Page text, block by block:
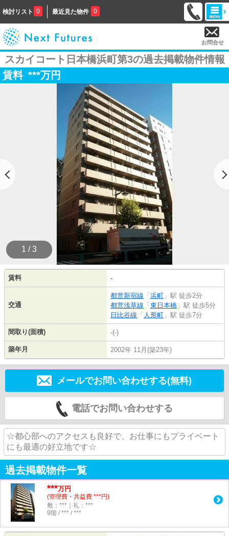
検討リスト 0 最近見た物件 0
お問合せ
スカイコート日本橋浜町第3の過去掲載物件情報
賃料 ***万円
1 / 3
賃料 -
交通
都営新宿線 「 浜町 」駅 徒歩2分
都営浅草線 「 東日本橋 」駅 徒歩5分
日比谷線 「 人形町 」駅 徒歩7分
間取り(面積) -(-)
築年月 2002年 11月(築23年)
メールでお問い合わせする(無料)
電話でお問い合わせする
☆都心部へのアクセスも良好で、お仕事にもプライベート
にも最適の好立地です☆
過去掲載物件一覧
***万円
(管理費・共益費 ***円)
敷：***｜礼：***
9階 / *** / ***